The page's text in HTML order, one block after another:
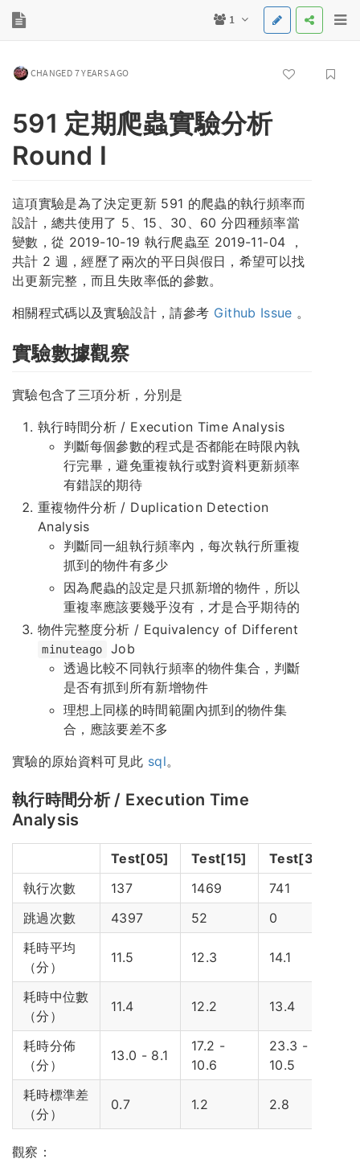
1
CHANGED 7 YEARS AGO
591 定期爬蟲實驗分析
Round I
這項實驗是為了決定更新 591 的爬蟲的執行頻率而
設計，總共使用了 5、15、30、60 分四種頻率當
變數，從 2019-10-19 執行爬蟲至 2019-11-04 ，
共計 2 週，經歷了兩次的平日與假日，希望可以找
出更新完整，而且失敗率低的參數。
相關程式碼以及實驗設計，請參考 Github Issue 。
實驗數據觀察
實驗包含了三項分析，分別是
執行時間分析 / Execution Time Analysis
判斷每個參數的程式是否都能在時限內執
行完畢，避免重複執行或對資料更新頻率
有錯誤的期待
重複物件分析 / Duplication Detection
Analysis
判斷同一組執行頻率內，每次執行所重複
抓到的物件有多少
因為爬蟲的設定是只抓新增的物件，所以
重複率應該要幾乎沒有，才是合乎期待的
物件完整度分析 / Equivalency of Different
minuteago
Job
透過比較不同執行頻率的物件集合，判斷
是否有抓到所有新增物件
理想上同樣的時間範圍內抓到的物件集
合，應該要差不多
實驗的原始資料可見此 sql。
執行時間分析 / Execution Time
Analysis
Test[05] Test[15] Test[30]
執行次數
137 1469 741
跳過次數
4397 52 0
耗時平均
（分）
11.5 12.3 14.1
耗時中位數
（分）
11.4 12.2 13.4
耗時分佈
（分）
13.0 - 8.1
17.2 -
10.6
23.3 -
10.5
耗時標準差
（分）
0.7 1.2 2.8
觀察：